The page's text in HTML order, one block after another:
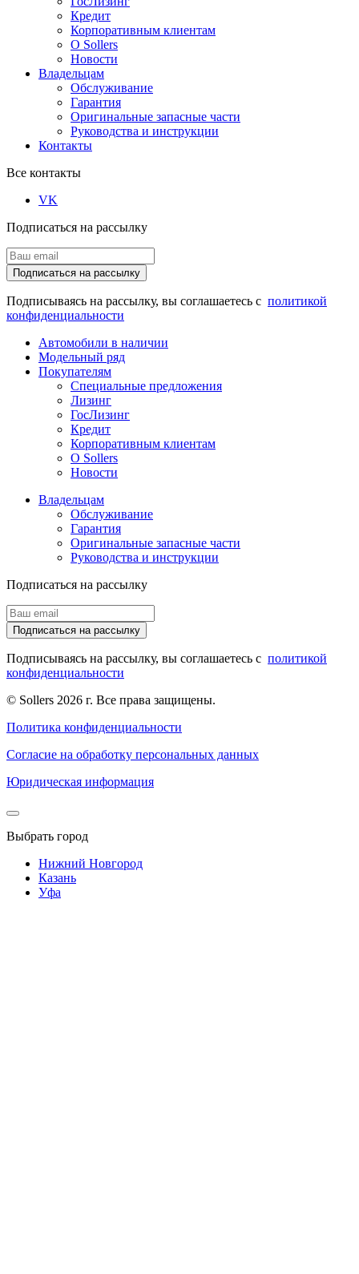
Кредит
Корпоративным клиентам
О Sollers
Новости
Владельцам
Обслуживание
Гарантия
Оригинальные запасные части
Руководства и инструкции
Контакты
Все контакты
VK
Подписаться на рассылку
Подписаться на рассылку
Подписываясь на рассылку, вы соглашаетесь с политикой
конфиденциальности
Автомобили в наличии
Модельный ряд
Покупателям
Специальные предложения
Лизинг
ГосЛизинг
Кредит
Корпоративным клиентам
О Sollers
Новости
Владельцам
Обслуживание
Гарантия
Оригинальные запасные части
Руководства и инструкции
Подписаться на рассылку
Подписаться на рассылку
Подписываясь на рассылку, вы соглашаетесь с политикой
конфиденциальности
© Sollers 2026 г. Все права защищены.
Политика конфиденциальности
Согласие на обработку персональных данных
Юридическая информация
Выбрать город
Нижний Новгород
Казань
Уфа